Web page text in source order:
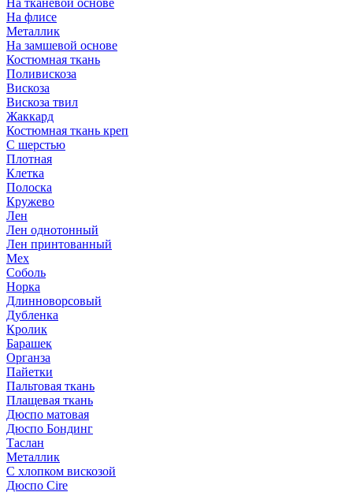
На тканевой основе
На флисе
Металлик
На замшевой основе
Костюмная ткань
Поливискоза
Вискоза
Вискоза твил
Жаккард
Костюмная ткань креп
С шерстью
Плотная
Клетка
Полоска
Кружево
Лен
Лен однотонный
Лен принтованный
Мех
Соболь
Норка
Длинноворсовый
Дубленка
Кролик
Барашек
Органза
Пайетки
Пальтовая ткань
Плащевая ткань
Дюспо матовая
Дюспо Бондинг
Таслан
Металлик
С хлопком вискозой
Дюспо Cire